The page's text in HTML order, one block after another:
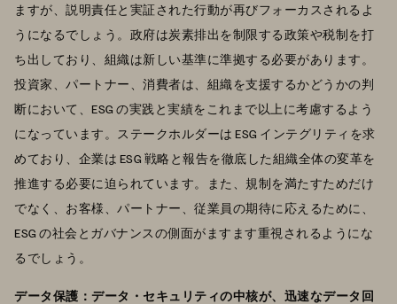
ますが、説明責任と実証された行動が再びフォーカスされるよ
うになるでしょう。政府は炭素排出を制限する政策や税制を打
ち出しており、組織は新しい基準に準拠する必要があります。
投資家、パートナー、消費者は、組織を支援するかどうかの判
断において、ESG の実践と実績をこれまで以上に考慮するよう
になっています。ステークホルダーは ESG インテグリティを求
めており、企業は ESG 戦略と報告を徹底した組織全体の変革を
推進する必要に迫られています。また、規制を満たすためだけ
でなく、お客様、パートナー、従業員の期待に応えるために、
ESG の社会とガバナンスの側面がますます重視されるようにな
るでしょう。
データ保護：データ・セキュリティの中核が、迅速なデータ回